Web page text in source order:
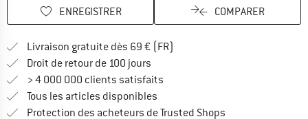
ENREGISTRER COMPARER
Livraison gratuite dès 69 € (FR)
Droit de retour de 100 jours
> 4 000 000 clients satisfaits
Tous les articles disponibles
Protection des acheteurs de Trusted Shops